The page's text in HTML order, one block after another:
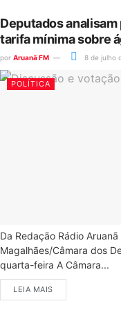
Deputados
tarifa mínima sobre
por Aruanã FM 8 de julho
POLÍTICA
Da Redação Rádio
Magalhães/Câmara dos
quarta-feira A Câmara...
LEIA MAIS